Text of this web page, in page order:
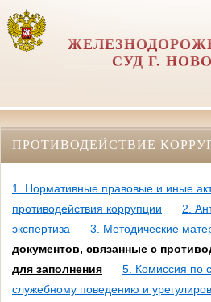
СУД Г.
ПРОТИВОДЕЙСТВИЕ
1. Нормативные правовые и иные
противодействия коррупции
2.
экспертиза
3. Методические
документов, связанные с
для заполнения
5. Комиссия по
служебному поведению и